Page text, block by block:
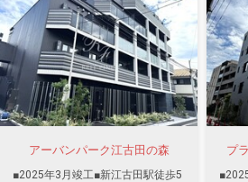
アーバンパーク江古田の森
■2025年3月竣工■新江古田駅徒歩5
プ